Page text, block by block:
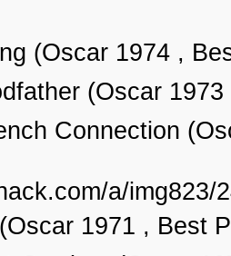
(Oscar 1974 ,
(Oscar
Connection
a/img823/
1971 , Best